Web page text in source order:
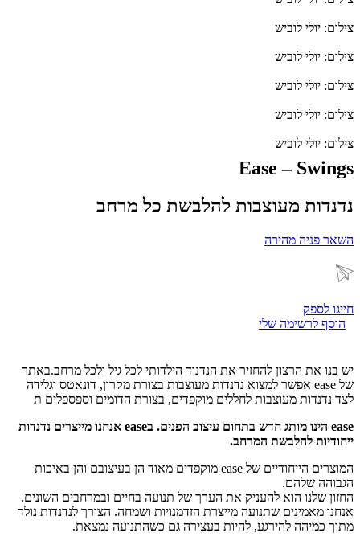
צילום: יולי לוביש
צילום: יולי לוביש
צילום: יולי לוביש
צילום: יולי לוביש
צילום: יולי לוביש
Ease – Swings
נדנדות מעוצבות להלבשת כל מרחב
השאר פניה מהירה
חייגו לספק
הוסף לרשימה שלי
יש בנו את הרצון להחזיר את הנדנוד הילדותי לכל גיל ולכל מרחב.באתר
של ease אפשר למצוא נדנדות מעוצבות בצורת מקרון, דונאטס וגלידה
לצד נדנדות מעוצבות לחללים מוקפדים, בצורת הדומים וספספלים ת
ease הינו מותג חדש בתחום עיצוב הפנים. בease אנחנו מייצרים נדנדות
ייחודיות להלבשת המרחב.
המוצרים הייחודיים של ease מוקפדים מאוד הן בעיצובם והן באיכות
הגבוהה שלהם.
החזון שלנו הוא להעניק את הערך של תנועה בחיים ובמרחבים השונים.
אנחנו מאמינים שתנועה מייצרת הזדמנויות ושמחה. הצורך לנדנדות נולד
מתוך כמיהה להירגע, להיות בעצירה גם כשהתנועה נמצאת.